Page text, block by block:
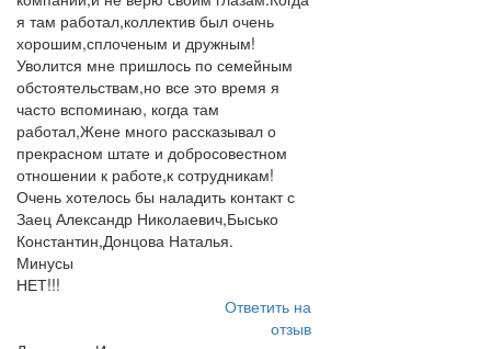
я там работал,коллектив был очень
хорошим,сплоченым и дружным!
Уволится мне пришлось по семейным
обстоятельствам,но все это время я
часто вспоминаю, когда там
работал,Жене много рассказывал о
прекрасном штате и добросовестном
отношении к работе,к сотрудникам!
Очень хотелось бы наладить контакт с
Заец Александр Николаевич,Бысько
Константин,Донцова Наталья.
Минусы
НЕТ!!!
Ответить на
отзыв